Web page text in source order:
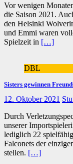
Vor wenigen
die Saison 2021.
den Helsinki
und Emmi waren
Spielzeit in […]
DBL
Sisters gewinnen
12. Oktober 2021
Durch
unserer
lediglich 22
Falconets der
stellen. […]